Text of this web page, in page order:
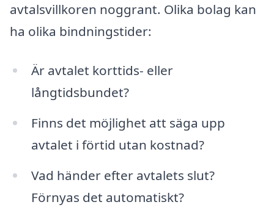
avtalsvillkoren noggrant. Olika bolag kan
ha olika bindningstider:
Är avtalet korttids- eller
långtidsbundet?
Finns det möjlighet att säga upp
avtalet i förtid utan kostnad?
Vad händer efter avtalets slut?
Förnyas det automatiskt?